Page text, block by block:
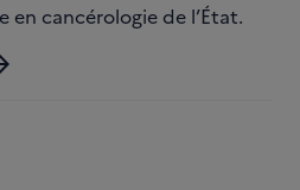
cancérologie de l’État.